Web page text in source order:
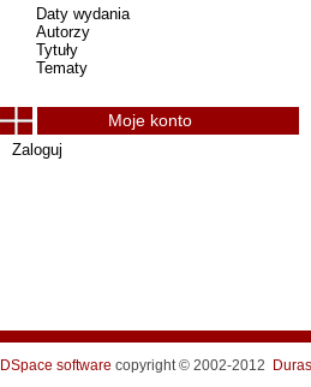
Daty wydania
Autorzy
Tytuły
Tematy
Moje konto
Zaloguj
DSpace software copyright © 2002-2012